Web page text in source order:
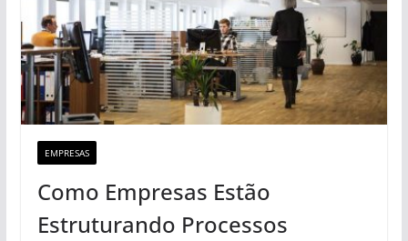
EMPRESAS
Como Empresas Estão
Estruturando Processos